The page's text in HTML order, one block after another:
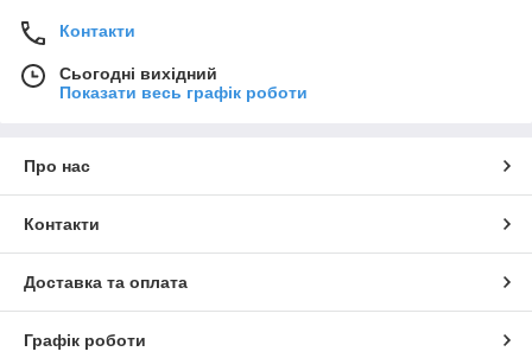
Контакти
Сьогодні вихідний
Показати весь графік роботи
Про нас
Контакти
Доставка та оплата
Графік роботи